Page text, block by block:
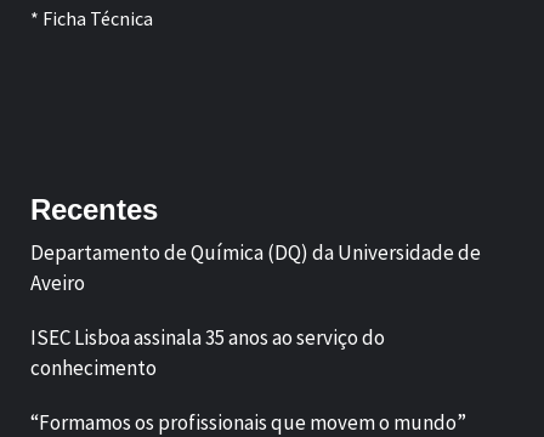
* Ficha Técnica
Recentes
Departamento de Química (DQ) da Universidade de
Aveiro
ISEC Lisboa assinala 35 anos ao serviço do
conhecimento
“Formamos os profissionais que movem o mundo”